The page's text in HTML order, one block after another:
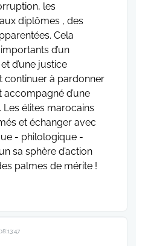
les
diplômes , des
Cela
d’un
d’une justice
continuer à pardonner
accompagné d’une
élites marocains
et échanger avec
- philologique -
sa sphère d’action
palmes de mérite !